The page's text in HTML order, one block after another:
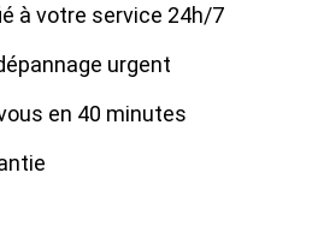
à votre service 24h/7
urgent
en 40 minutes